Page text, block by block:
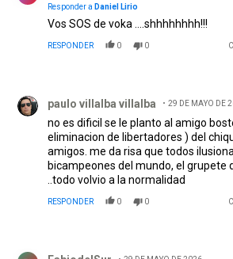
Responder a Daniel Lirio
Vos SOS de voka ….shhhhhhhh!!!
RESPONDER 0 0
paulo villalba villalba 29 DE MAYO DE
no es dificil se le planto al amigo
eliminacion de libertadores ) del
amigos. me da risa que todos
bicampeones del mundo, el grupete
..todo volvio a la normalidad
RESPONDER 0 0